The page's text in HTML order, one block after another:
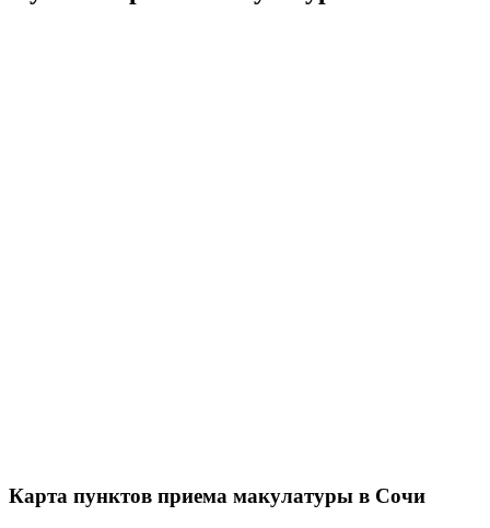
Карта пунктов приема макулатуры в Сочи